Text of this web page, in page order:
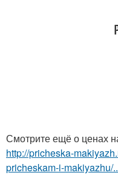
Смотрите ещё о ценах
http://pricheska-
pricheskam-i-makiyazhu/